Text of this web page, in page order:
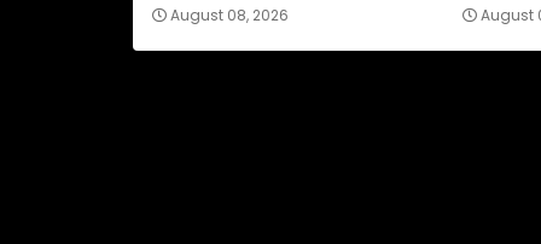
August 08, 2026 August